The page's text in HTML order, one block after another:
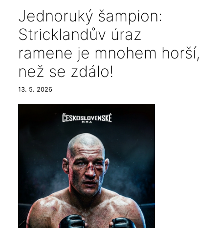
Jednoruký šampion:
Stricklandův úraz
ramene je mnohem horší,
než se zdálo!
13. 5. 2026